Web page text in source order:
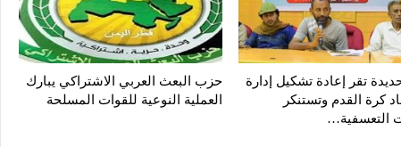
تقر إعادة تشكيل إدارة
كرة القدم وتستنكر
التعسفية…
حزب البعث العربي الاشتراكي يبارك
العملية النوعية للقوات المسلحة